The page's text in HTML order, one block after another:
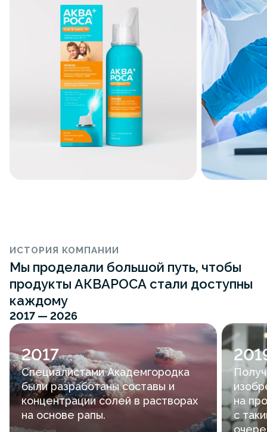
ИСТОРИЯ КОМПАНИИ
Мы проделали большой путь, чтобы
продукты АКВАРОСА стали доступны
каждому
2017 — 2026
2017
Специалистами Академгородка
были разработаны составы и
концентрации солей в растворах
на основе рапы.
на
с